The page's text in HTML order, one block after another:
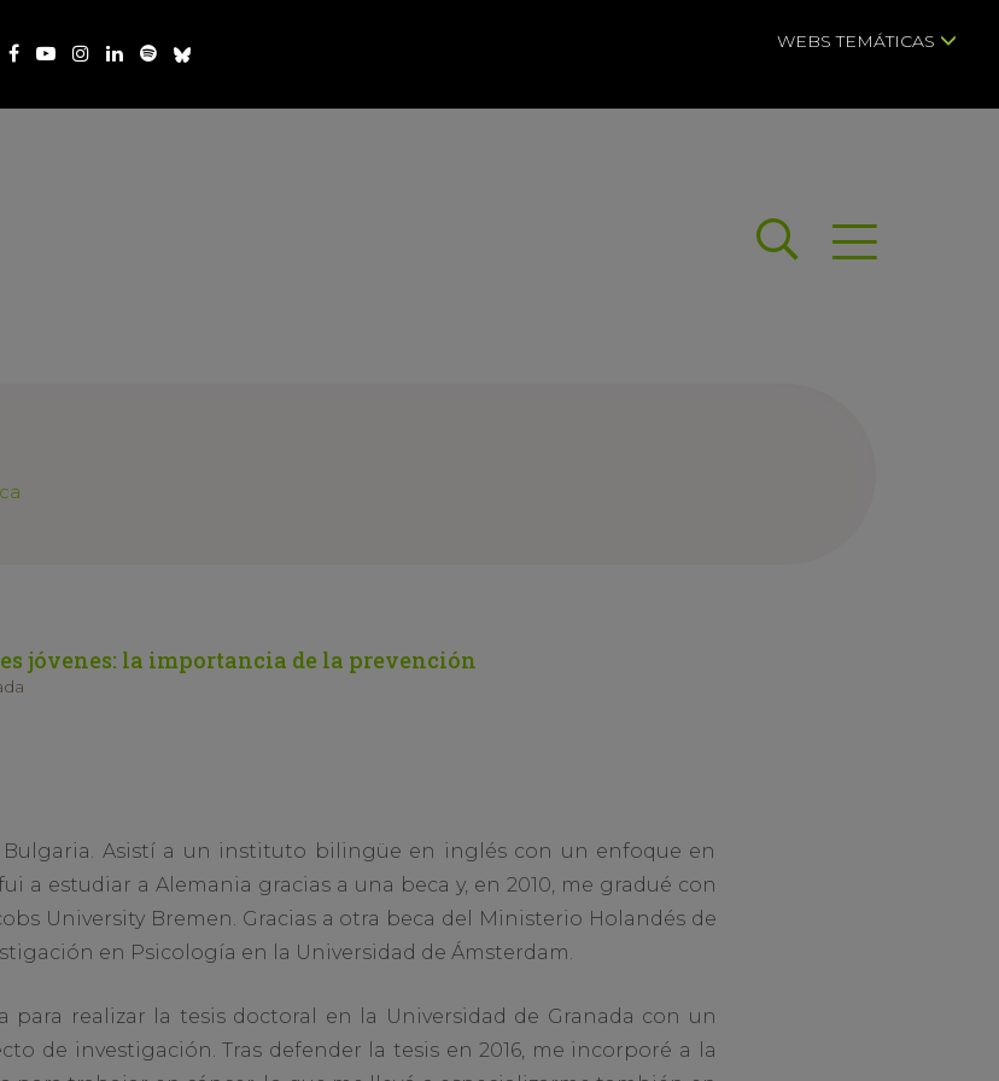
WEBS TEMÁTICAS
BuscarAbrir menú
jóvenes: la importancia de la prevención
Asistí a un instituto bilingüe en inglés con un enfoque en
a estudiar a Alemania gracias a una beca y, en 2010, me gradué con
University Bremen. Gracias a otra beca del Ministerio Holandés de
en Psicología en la Universidad de Ámsterdam.
para realizar la tesis doctoral en la Universidad de Granada con un
de investigación. Tras defender la tesis en 2016, me incorporé a la